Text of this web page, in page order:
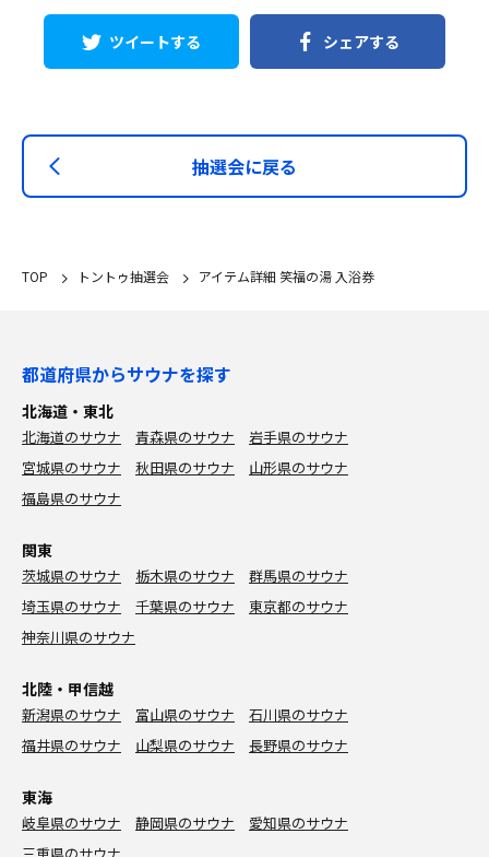
ツイートする シェアする
抽選会に戻る
TOP トントゥ抽選会 アイテム詳細 笑福の湯 入浴券
都道府県からサウナを探す
北海道・東北
北海道のサウナ 青森県のサウナ
岩手県のサウナ
宮城県のサウナ
秋田県のサウナ
山形県のサウナ
福島県のサウナ
関東
茨城県のサウナ 栃木県のサウナ
群馬県のサウナ
埼玉県のサウナ
千葉県のサウナ
東京都のサウナ
神奈川県のサウナ
北陸・甲信越
新潟県のサウナ 富山県のサウナ
石川県のサウナ
福井県のサウナ
山梨県のサウナ 長野県のサウナ
東海
岐阜県のサウナ 静岡県のサウナ
愛知県のサウナ